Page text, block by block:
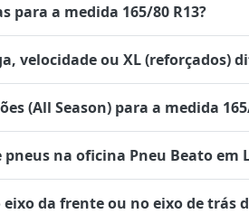
para a medida 165/80 R13?
velocidade ou XL (reforçados)
(All Season) para a medida
na oficina Pneu Beato em
da frente ou no eixo de trás